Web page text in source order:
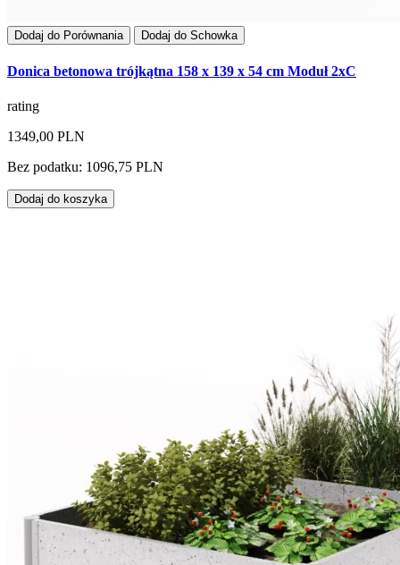
Dodaj do Porównania Dodaj do Schowka
Donica betonowa trójkątna 158 x 139 x 54 cm Moduł 2xC
rating
1349,00 PLN
Bez podatku: 1096,75 PLN
Dodaj do koszyka